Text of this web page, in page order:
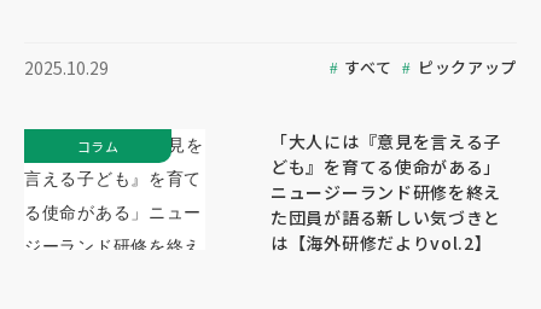
2025.10.29 すべて ピックアップ
「大人には『意見を言える子
ども』を育てる使命がある」
ニュージーランド研修を終え
た団員が語る新しい気づきと
は【海外研修だよりvol.2】
コラム